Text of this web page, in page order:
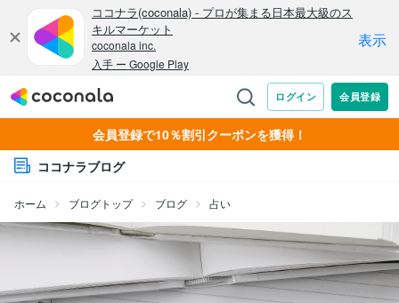
会員登録で10％割引クーポンを獲得！
ココナラブログ
ホーム ブログトップ ブログ 占い